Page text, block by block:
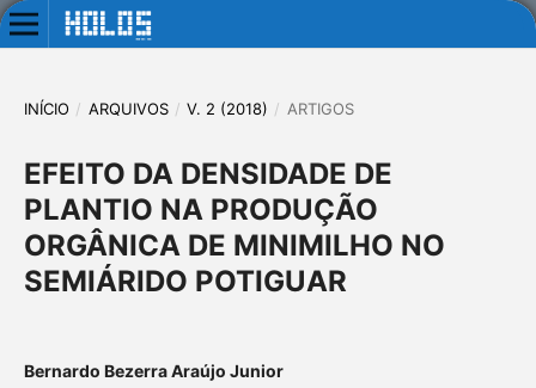
INÍCIO / ARQUIVOS / V. 2 (2018) / ARTIGOS
EFEITO DA DENSIDADE DE
PLANTIO NA PRODUÇÃO
ORGÂNICA DE MINIMILHO NO
SEMIÁRIDO POTIGUAR
Bernardo Bezerra Araújo Junior